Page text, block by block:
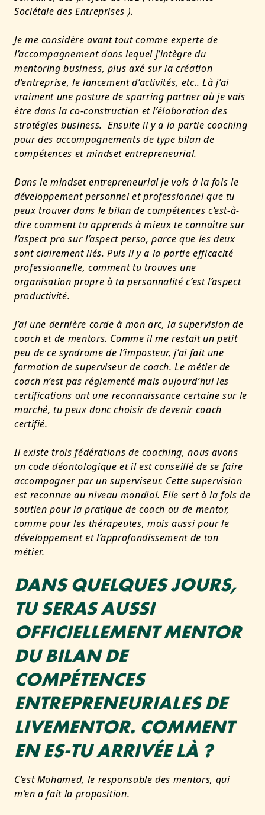
Sociétale des Entreprises ).
Je me considère avant tout comme experte de
l’accompagnement dans lequel j’intègre du
mentoring business, plus axé sur la création
d’entreprise, le lancement d’activités, etc.. Là j’ai
vraiment une posture de sparring partner où je vais
être dans la co-construction et l’élaboration des
stratégies business. Ensuite il y a la partie coaching
pour des accompagnements de type bilan de
compétences et mindset entrepreneurial.
Dans le mindset entrepreneurial je vois à la fois le
développement personnel et professionnel que tu
peux trouver dans lebilan de compétences c’est-à-
dire comment tu apprends à mieux te connaître sur
l’aspect pro sur l’aspect perso, parce que les deux
sont clairement liés. Puis il y a la partie efficacité
professionnelle, comment tu trouves une
organisation propre à ta personnalité c’est l’aspect
productivité.
J’ai une dernière corde à mon arc, la supervision de
coach et de mentors. Comme il me restait un petit
peu de ce syndrome de l’imposteur, j’ai fait une
formation de superviseur de coach. Le métier de
coach n’est pas réglementé mais aujourd’hui les
certifications ont une reconnaissance certaine sur le
marché, tu peux donc choisir de devenir coach
certifié.
Il existe trois fédérations de coaching, nous avons
un code déontologique et il est conseillé de se faire
accompagner par un superviseur. Cette supervision
est reconnue au niveau mondial. Elle sert à la fois de
soutien pour la pratique de coach ou de mentor,
comme pour les thérapeutes, mais aussi pour le
développement et l’approfondissement de ton
métier.
DANS QUELQUES JOURS,
TU SERAS AUSSI
OFFICIELLEMENT MENTOR
DU BILAN DE
COMPÉTENCES
ENTREPRENEURIALES DE
LIVEMENTOR. COMMENT
EN ES-TU ARRIVÉE LÀ ?
C’est Mohamed, le responsable des mentors, qui
m’en a fait la proposition.